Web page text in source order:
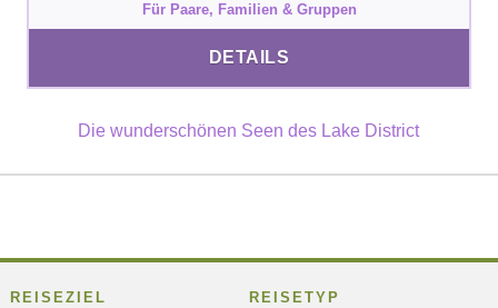
Für Paare, Familien & Gruppen
DETAILS
Die wunderschönen Seen des Lake District
REISEZIEL REISETYP